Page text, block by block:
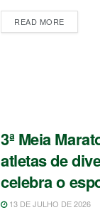
READ MORE
3ª Meia
atletas de
celebra o
13 DE JULHO DE 2026